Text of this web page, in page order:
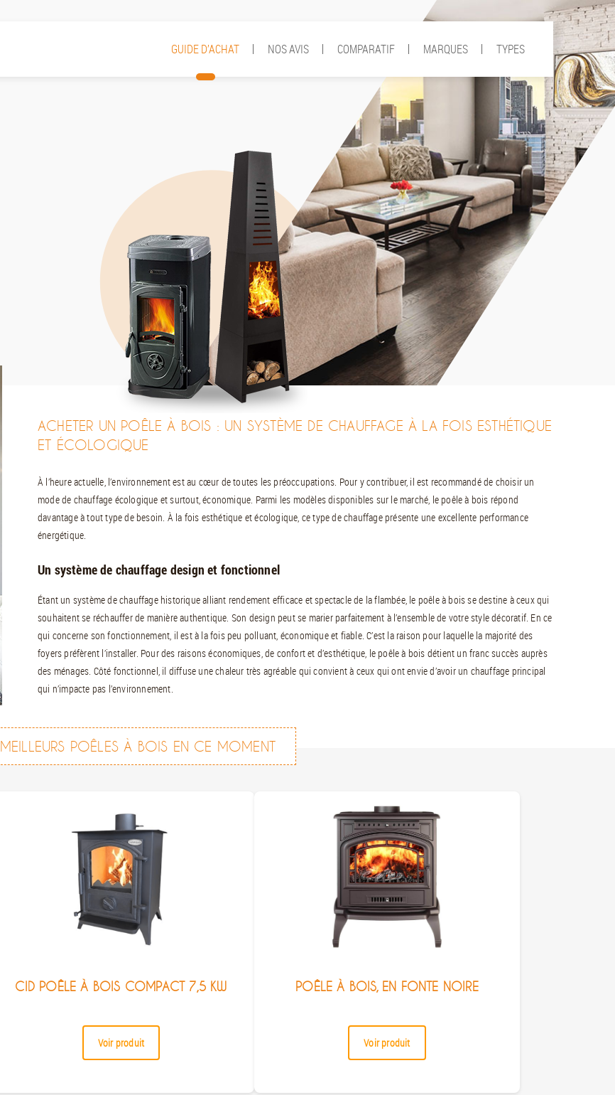
GUIDE D’ACHAT NOS AVIS COMPARATIF MARQUES TYPES
ACHETER UN POÊLE À BOIS : UN SYSTÈME DE CHAUFFAGE À LA FOIS ESTHÉTIQUE
ET ÉCOLOGIQUE
À l’heure actuelle, l’environnement est au cœur de toutes les préoccupations. Pour y contribuer, il est recommandé de choisir un
mode de chauffage écologique et surtout, économique. Parmi les modèles disponibles sur le marché, le poêle à bois répond
davantage à tout type de besoin. À la fois esthétique et écologique, ce type de chauffage présente une excellente performance
énergétique.
Un système de chauffage design et fonctionnel
Étant un système de chauffage historique alliant rendement efficace et spectacle de la flambée, le poêle à bois se destine à ceux qui
souhaitent se réchauffer de manière authentique. Son design peut se marier parfaitement à l’ensemble de votre style décoratif. En ce
qui concerne son fonctionnement, il est à la fois peu polluant, économique et fiable. C’est la raison pour laquelle la majorité des
foyers préfèrent l’installer. Pour des raisons économiques, de confort et d’esthétique, le poêle à bois détient un franc succès auprès
des ménages. Côté fonctionnel, il diffuse une chaleur très agréable qui convient à ceux qui ont envie d’avoir un chauffage principal
qui n’impacte pas l’environnement.
MEILLEURS POÊLES À BOIS EN CE MOMENT
CID POÊLE À BOIS COMPACT 7,5 KW
Voir produit
POÊLE À BOIS, EN FONTE NOIRE
Voir produit